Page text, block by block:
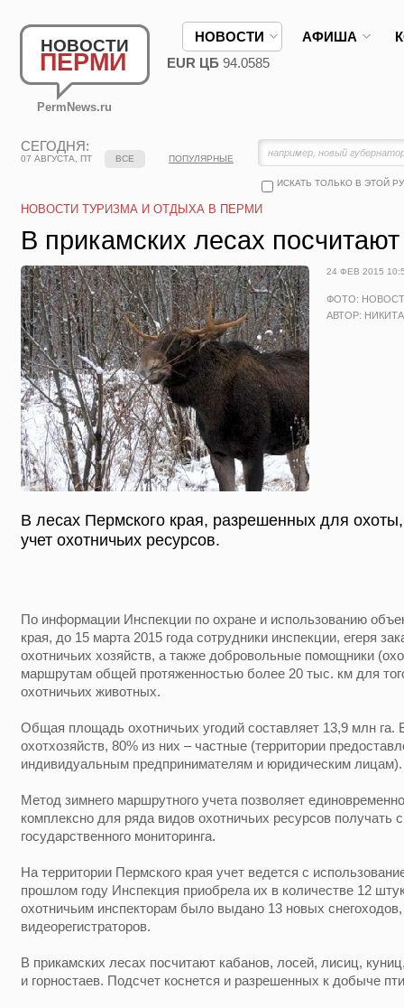
НОВОСТИ
ПЕРМИ
PermNews.ru
НОВОСТИ АФИША
EUR ЦБ 94.0585
СЕГОДНЯ:
07 АВГУСТА, ПТ
ИСКАТЬ ТОЛЬКО В ЭТОЙ
ВСЕ ПОПУЛЯРНЫЕ
НОВОСТИ ТУРИЗМА И ОТДЫХА В ПЕРМИ
В прикамских лесах
24 ФЕВ 2015
ФОТО:
АВТОР:
В лесах Пермского края, разрешенных для
учет охотничьих ресурсов.
По информации Инспекции по охране и использованию
края, до 15 марта 2015 года сотрудники инспекции, егеря
охотничьих хозяйств, а также добровольные помощники
маршрутам общей протяженностью более 20 тыс. км для
охотничьих животных.
Общая площадь охотничьих угодий составляет 13,9 млн га.
охотхозяйств, 80% из них – частные (территории
индивидуальным предпринимателям и юридическим лицам).
Метод зимнего маршрутного учета позволяет
комплексно для ряда видов охотничьих ресурсов получать
государственного мониторинга.
На территории Пермского края учет ведется с
прошлом году Инспекция приобрела их в количестве 12
охотничьим инспекторам было выдано 13 новых
видеорегистраторов.
В прикамских лесах посчитают кабанов, лосей, лисиц,
и горностаев. Подсчет коснется и разрешенных к добыче